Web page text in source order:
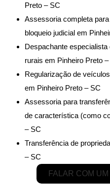
Preto – SC
Assessoria completa
bloqueio judicial em
Despachante
rurais em Pinheiro Preto –
Regularização de
em Pinheiro Preto – SC
Assessoria para
de característica (como
– SC
Transferência de
– SC
FALAR COM